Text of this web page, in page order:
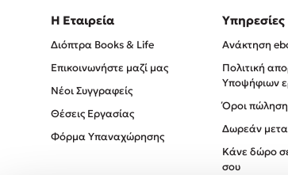
Η Εταιρεία
Διόπτρα Books & Life
Επικοινωνήστε μαζί μας
Νέοι Συγγραφείς
Θέσεις Εργασίας
Φόρμα Υπαναχώρησης
Υπηρεσίες
Ανάκτηση
Πολιτική
Υποψήφιων
Όροι
Δωρεάν
Κάνε δώρο
σου